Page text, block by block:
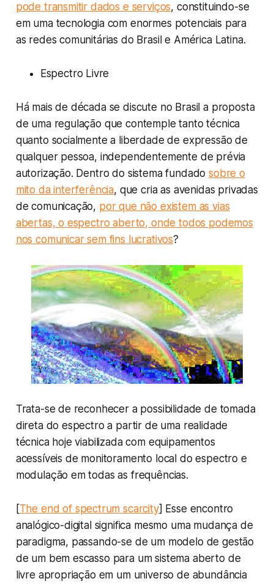
pode transmitir dados e serviços, constituindo-se
em uma tecnologia com enormes potenciais para
as redes comunitárias do Brasil e América Latina.
Espectro Livre
Há mais de década se discute no Brasil a proposta
de uma regulação que contemple tanto técnica
quanto socialmente a liberdade de expressão de
qualquer pessoa, independentemente de prévia
autorização. Dentro do sistema fundadosobre o
mito da interferência, que cria as avenidas privadas
de comunicação, por que não existem as vias
abertas, o espectro aberto, onde todos podemos
nos comunicar sem fins lucrativos?
Trata-se de reconhecer a possibilidade de tomada
direta do espectro a partir de uma realidade
técnica hoje viabilizada com equipamentos
acessíveis de monitoramento local do espectro e
modulação em todas as frequências.
[The end of spectrum scarcity] Esse encontro
analógico-digital significa mesmo uma mudança de
paradigma, passando-se de um modelo de gestão
de um bem escasso para um sistema aberto de
livre apropriação em um universo de abundância